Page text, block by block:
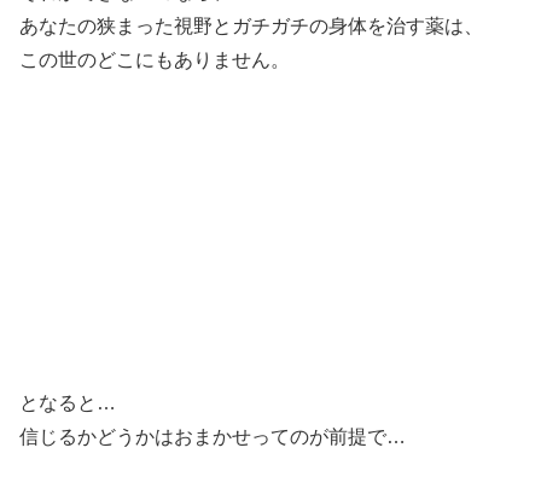
あなたの狭まった視野とガチガチの身体を治す薬は、
この世のどこにもありません。
となると…
信じるかどうかはおまかせってのが前提で…